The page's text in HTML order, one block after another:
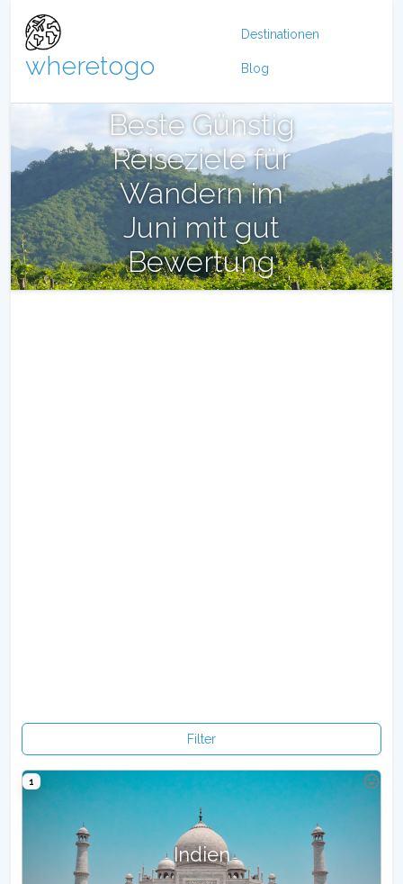
wheretogo
Destinationen
Blog
Beste Günstig
Reiseziele für
Wandern im
Juni mit gut
Bewertung
Filter
1
Indien